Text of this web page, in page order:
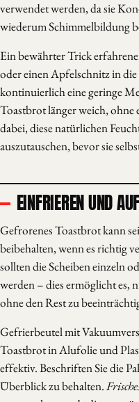
verwendet werden, da sie
wiederum Schimmelbildung
Ein bewährter Trick
oder einen Apfelschnitz in
kontinuierlich eine geringe
Toastbrot länger weich,
dabei, diese natürlichen
auszutauschen, bevor sie
EINFRIEREN UND
Gefrorenes Toastbrot kann
beibehalten, wenn es richtig
sollten die Scheiben einzeln
werden – dies ermöglicht es,
ohne den Rest zu
Gefrierbeutel mit
Toastbrot in Alufolie und
effektiv. Beschriften Sie die
Überblick zu behalten.